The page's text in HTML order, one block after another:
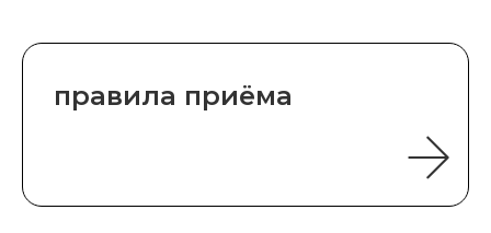
правила приёма